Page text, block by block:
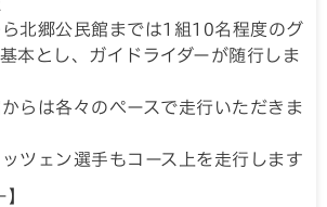
北郷公民館までは1組10名程度のグ
本とし、ガイドライダーが随行しま
らは各々のペースで走行いただきま
ツェン選手もコース上を走行します